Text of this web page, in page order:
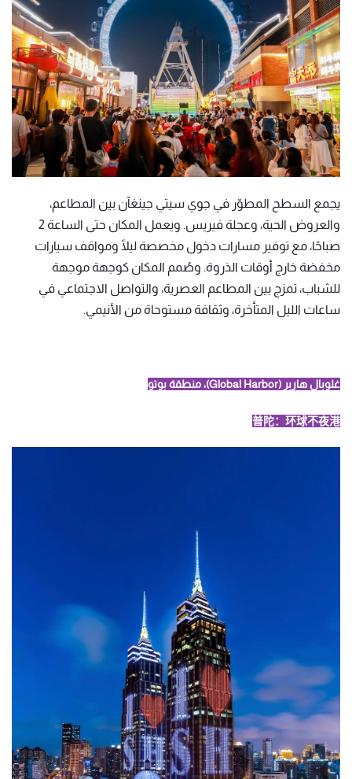
يجمع السطح المطوّر في جوي سيتي جينغآن بين المطاعم،
والعروض الحية، وعجلة فيريس. ويعمل المكان حتى الساعة 2
صباحًا، مع توفير مسارات دخول مخصصة ليلًا ومواقف سيارات
مخفضة خارج أوقات الذروة. وصُمم المكان كوجهة موجهة
للشباب، تمزج بين المطاعم العصرية، والتواصل الاجتماعي في
ساعات الليل المتأخرة، وثقافة مستوحاة من الأنيمي.
غلوبال هاربر (Global Harbor)، منطقة بوتو
普陀：环球不夜港